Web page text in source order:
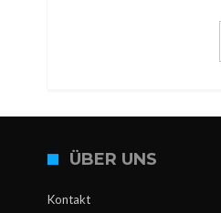
ÜBER UNS
Kontakt